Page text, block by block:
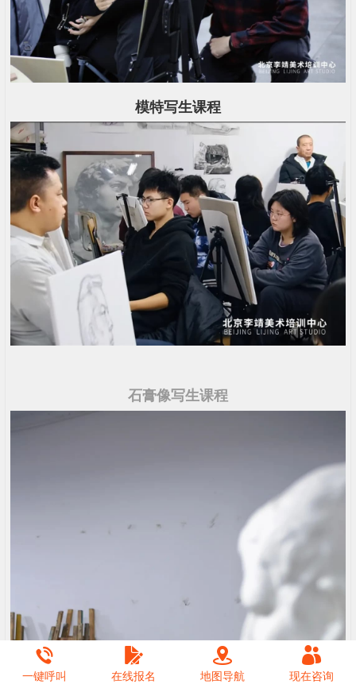
模特写生课程
石膏像写生课程
一键呼叫 在线报名 地图导航 现在咨询